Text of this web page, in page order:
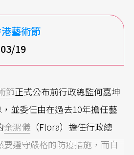
藝術節
19
節正式公布前行政總監何嘉坤
，並委任由在過去10年擔任藝
余潔儀 （Flora）擔任行政總
遵守嚴格的防疫措施，而自